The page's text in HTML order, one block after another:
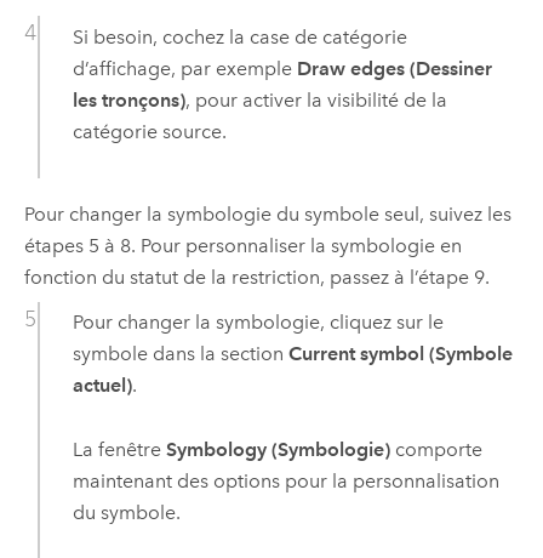
Si besoin, cochez la case de catégorie
d’affichage, par exemple Draw edges (Dessiner
les tronçons), pour activer la visibilité de la
catégorie source.
Pour changer la symbologie du symbole seul, suivez les
étapes 5 à 8. Pour personnaliser la symbologie en
fonction du statut de la restriction, passez à l’étape 9.
Pour changer la symbologie, cliquez sur le
symbole dans la section Current symbol (Symbole
actuel).
La fenêtre Symbology (Symbologie)comporte
maintenant des options pour la personnalisation
du symbole.